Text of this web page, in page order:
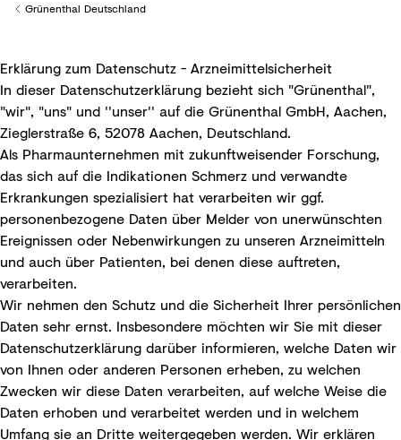
Back to
Grünenthal Deutschland
Erklärung zum Datenschutz - Arzneimittel­­­sicherheit
In dieser Datenschutzerklärung bezieht sich "Grünenthal",
"wir", "uns" und ''unser'' auf die Grünenthal GmbH, Aachen,
Zieglerstraße 6, 52078 Aachen, Deutschland.
Als Pharmaunternehmen mit zukunftweisender Forschung,
das sich auf die Indikationen Schmerz und verwandte
Erkrankungen spezialisiert hat verarbeiten wir ggf.
personenbezogene Daten über Melder von unerwünschten
Ereignissen oder Nebenwirkungen zu unseren Arzneimitteln
und auch über Patienten, bei denen diese auftreten,
verarbeiten.
Wir nehmen den Schutz und die Sicherheit Ihrer persönlichen
Daten sehr ernst. Insbesondere möchten wir Sie mit dieser
Datenschutzerklärung darüber informieren, welche Daten wir
von Ihnen oder anderen Personen erheben, zu welchen
Zwecken wir diese Daten verarbeiten, auf welche Weise die
Daten erhoben und verarbeitet werden und in welchem
Umfang sie an Dritte weitergegeben werden. Wir erklären